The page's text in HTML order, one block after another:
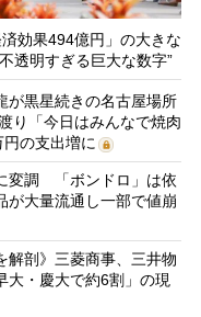
効果494億円」の大きな
透明すぎる巨大な数字”
が黒星続きの名古屋場所
り「今日はみんなで焼肉
の支出増に
変調 「ボンドロ」は依
が大量流通し一部で値崩
解剖》三菱商事、三井物
大・慶大で約6割」の現